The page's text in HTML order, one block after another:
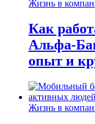
Жизнь в
Как
Альфа-
опыт и
Жизнь в